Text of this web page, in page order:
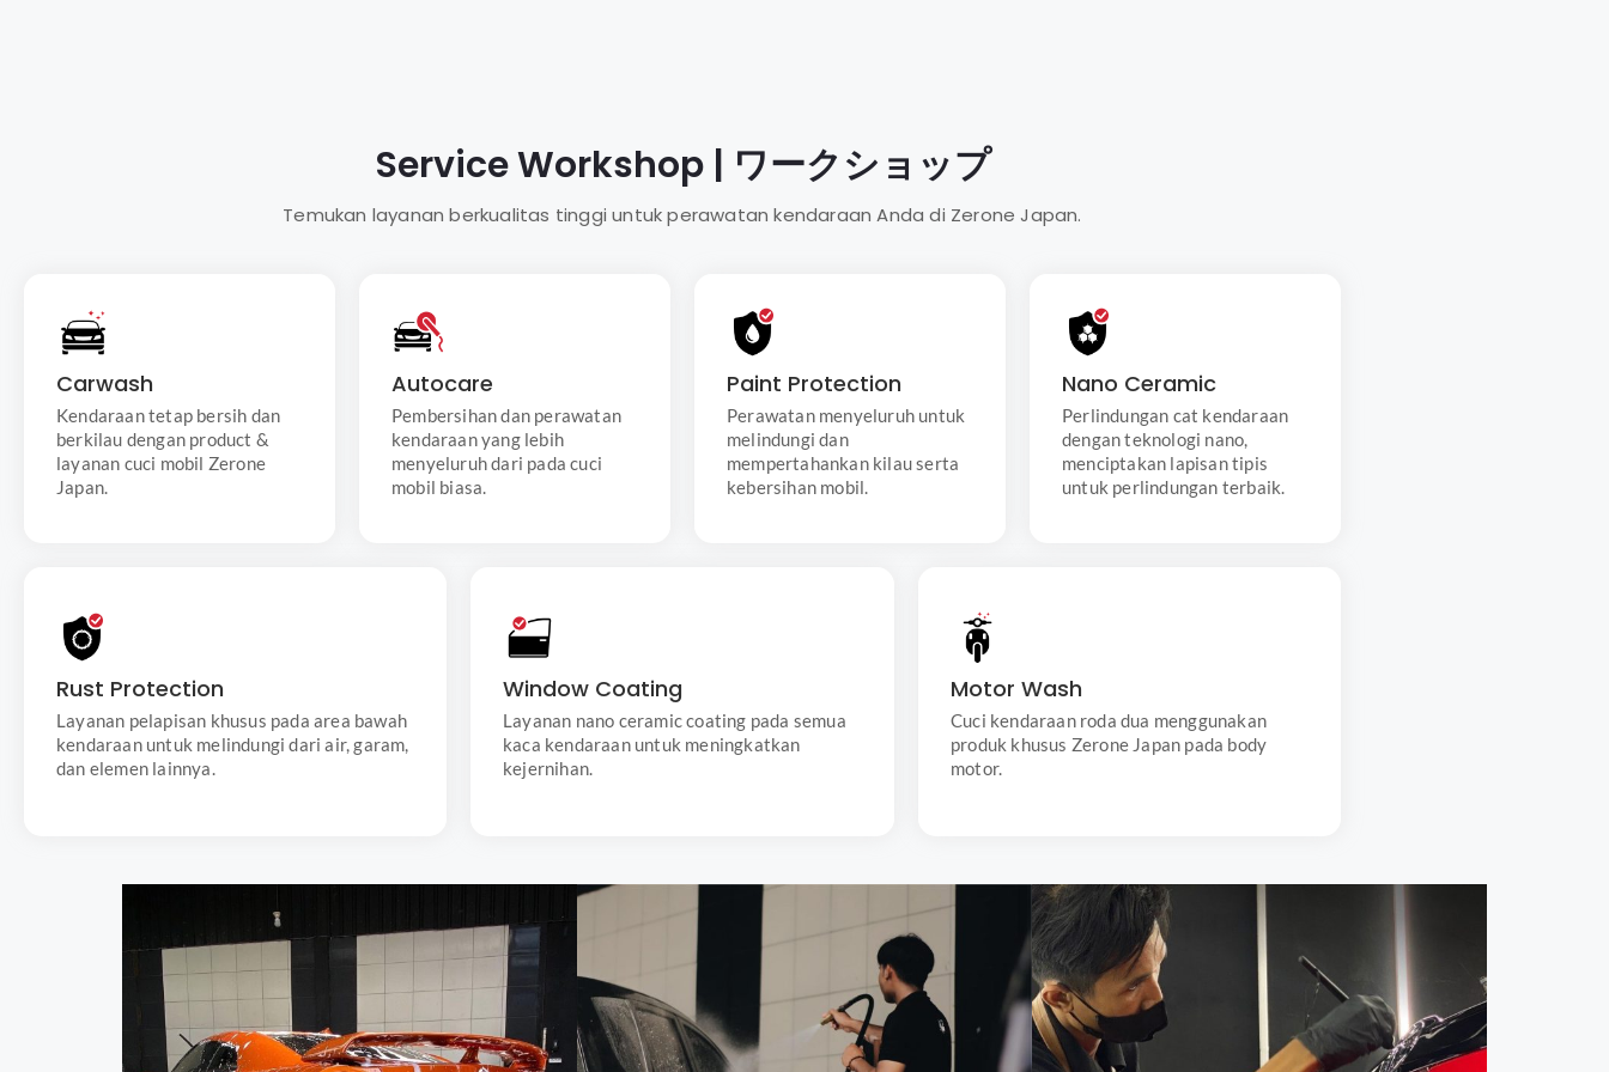
Service Workshop | ワークショップ
Temukan layanan berkualitas tinggi untuk perawatan kendaraan Anda di Zerone Japan.
Carwash
Kendaraan tetap bersih dan
berkilau dengan product &
layanan cuci mobil Zerone
Japan.
Cuci Mobil Reguler
Layanan cuci mobil dengan
detail dan kecermatan
mencakup pencucian
menyeluruh pada bagian
eksterior dan interior mobil.
Autocare
Pembersihan dan perawatan
kendaraan yang lebih
menyeluruh dari pada cuci
mobil biasa.
Lebih Dari Carwash
Zerone Japan Workshop
menawarkan berbagai paket
detailing yang dapat
disesuaikan dengan kebutuhan
dan budget Anda.
Paint Protection
Perawatan menyeluruh untuk
melindungi dan
mempertahankan kilau serta
kebersihan mobil.
Paket perawatan kendaraan
menyeluruh yang mencakup
pembersihan, poles,
perlindungan eksterior
(termasuk engine), dan
perawatan interior termasuk
pelepasan jok.
Nano Ceramic
Perlindungan cat kendaraan
dengan teknologi nano,
menciptakan lapisan tipis
untuk perlindungan terbaik.
Menciptakan lapisan tipis untuk
mengurangi baret, mencegah
jamur, dan tahan sinar UV,
meningkatkan kilau dan
ketahanan cat mobil lebih lama.
Rust Protection
Layanan pelapisan khusus pada area bawah
kendaraan untuk melindungi dari air, garam,
dan elemen lainnya.
Layanan pelapisan khusus pada area bawah
dan elemen lainnya, mencegah korosi, dan
menjaga ketahanan komponen dalam jangka
waktu lebih lama.
Window Coating
Layanan nano ceramic coating pada semua
kaca kendaraan untuk meningkatkan
kejernihan.
Nano ceramic coating pada semua kaca
kendaraan untuk meningkatkan kejernihan,
melindungi dari noda air dan kotoran,
memberikan efek hidrofobik.
Motor Wash
Cuci kendaraan roda dua menggunakan
produk khusus Zerone Japan pada body
motor.
menggunakan produk khusus Zerone Japan
untuk membersihkan noda pada body motor